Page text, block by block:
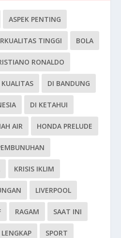
ASPEK PENTING
TINGGI BOLA
RONALDO
DI BANDUNG
DI KETAHUI
AIR HONDA PRELUDE
KRISIS IKLIM
LIVERPOOL
RAGAM SAAT INI
LENGKAP SPORT